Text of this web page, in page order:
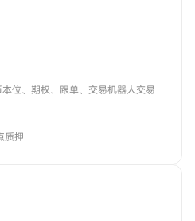
位、期权、跟单、交易机器人交易
质押